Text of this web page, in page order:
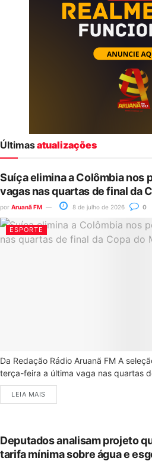
Últimasatualizações
Suíça elimina a Colômbia nos
vagas nas quartas de final da
por Aruanã FM 8 de julho de 2026 0
ESPORTE
Da Redação Rádio Aruanã FM A
terça-feira a última vaga nas quartas
LEIA MAIS
Deputados analisam projeto
tarifa mínima sobre água e